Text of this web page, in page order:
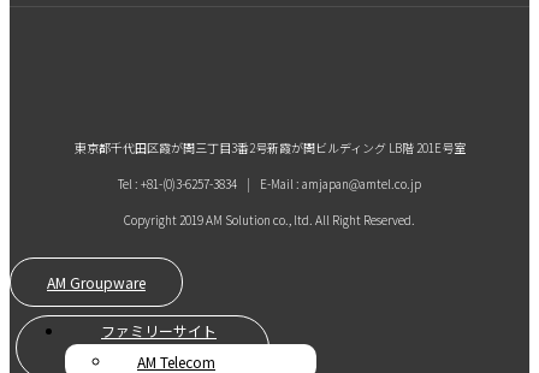
東京都千代田区霞が関三丁目3番2号新霞が関ビルディング LB階 201E号室
Tel : +81-(0)3-6257-3834 | E-Mail : amjapan@amtel.co.jp
Copyright 2019 AM Solution co., ltd. All Right Reserved.
AM Groupware
ファミリーサイト
AM Telecom